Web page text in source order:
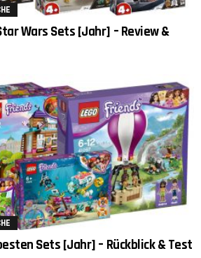
Wars Sets [Jahr] – Review &
Sets [Jahr] – Rückblick & Test